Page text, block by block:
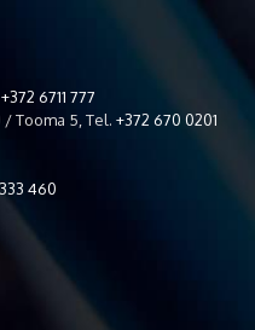
+372 6711 777
Tooma 5, Tel. +372 670 0201
460